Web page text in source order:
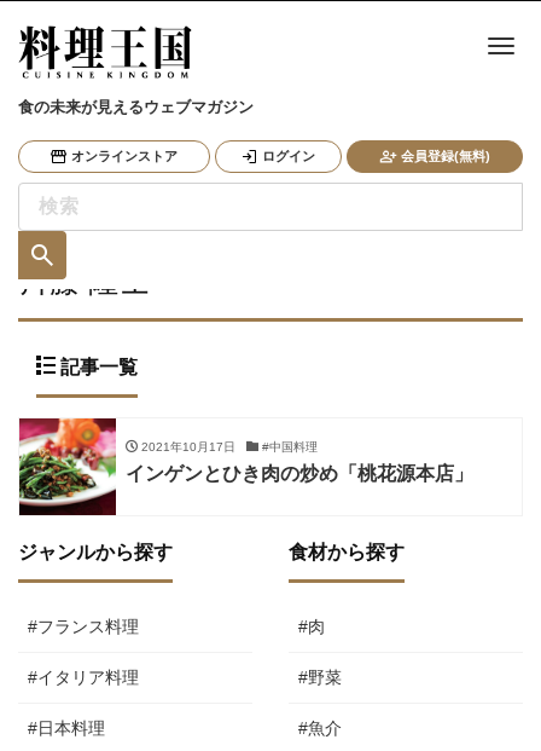
食の未来が見えるウェブマガジン
オンラインストア ログイン 会員登録(無料)
ナ
斉藤 隆士
記事一覧
2021年10月17日 #中国料理
インゲンとひき肉の炒め「桃花源本店」
ジャンルから探す
#フランス料理
#イタリア料理
#日本料理
食材から探す
#肉
#野菜
#魚介